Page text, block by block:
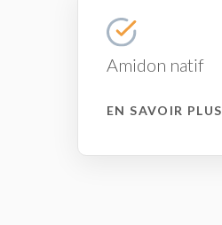
Amidon natif
EN SAVOIR PLUS